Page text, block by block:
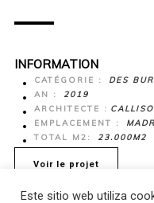
INFORMATION
CATÉGORIE :
DES
AN :
2019
ARCHITECTE :
EMPLACEMENT :
TOTAL M2:
23.000M2
Voir le projet
Este sitio web utiliza